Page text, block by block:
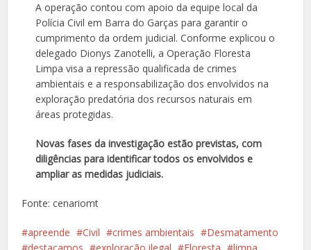
A operação contou com apoio da equipe local da
Polícia Civil em Barra do Garças para garantir o
cumprimento da ordem judicial. Conforme explicou o
delegado Dionys Zanotelli, a Operação Floresta
Limpa visa a repressão qualificada de crimes
ambientais e a responsabilização dos envolvidos na
exploração predatória dos recursos naturais em
áreas protegidas.
Novas fases da investigação estão previstas, com
diligências para identificar todos os envolvidos e
ampliar as medidas judiciais.
Fonte: cenariomt
apreende Civil crimes ambientais
Desmatamento